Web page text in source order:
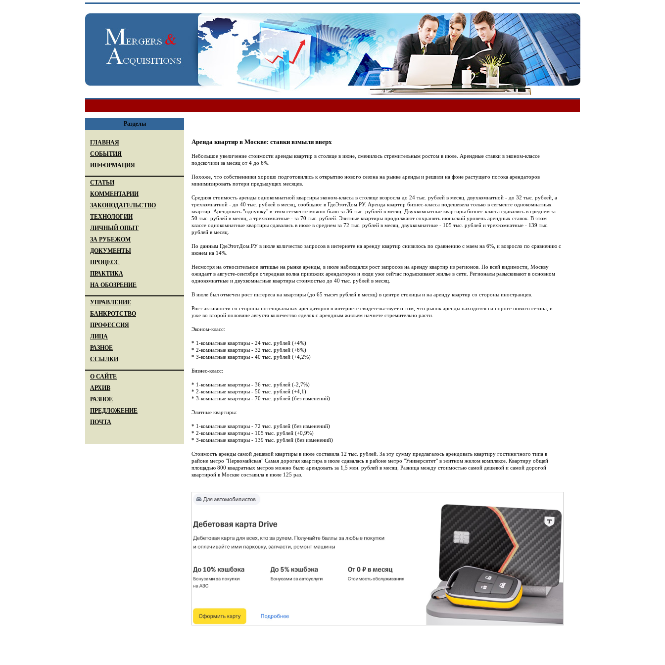
Разделы
ГЛАВНАЯ
СОБЫТИЯ
ИНФОРМАЦИЯ
СТАТЬИ
КОММЕНТАРИИ
ЗАКОНОДАТЕЛЬСТВО
ТЕХНОЛОГИИ
ЛИЧНЫЙ ОПЫТ
ЗА РУБЕЖОМ
ДОКУМЕНТЫ
ПРОЦЕСС
ПРАКТИКА
НА ОБОЗРЕНИЕ
УПРАВЛЕНИЕ
БАНКРОТСТВО
ПРОФЕССИЯ
ЛИЦА
РАЗНОЕ
ССЫЛКИ
О САЙТЕ
АРХИВ
РАЗНОЕ
ПРЕДЛОЖЕНИЕ
ПОЧТА
Аренда квартир в Москве: ставки взмыли вверх
Небольшое увеличение стоимости аренды квартир в столице в июне, сменилось стремительным ростом в июле. Арендные ставки в эконом-классе
подскочили за месяц от 4 до 6%.
Похоже, что собственники хорошо подготовились к открытию нового сезона на рынке аренды и решили на фоне растущего потока арендаторов
минимизировать потери предыдущих месяцев.
Средняя стоимость аренды однокомнатной квартиры эконом-класса в столице возросла до 24 тыс. рублей в месяц, двухкомнатной - до 32 тыс. рублей, а
трехкомнатной - до 40 тыс. рублей в месяц, сообщают в ГдеЭтотДом.РУ. Аренда квартир бизнес-класса подешевела только в сегменте однокомнатных
квартир. Арендовать "однушку" в этом сегменте можно было за 36 тыс. рублей в месяц. Двухкомнатные квартиры бизнес-класса сдавались в среднем за
50 тыс. рублей в месяц, а трехкомнатные - за 70 тыс. рублей. Элитные квартиры продолжают сохранять июньский уровень арендных ставок. В этом
классе однокомнатные квартиры сдавались в июле в среднем за 72 тыс. рублей в месяц, двухкомнатные - 105 тыс. рублей и трехкомнатные - 139 тыс.
рублей в месяц.
По данным ГдеЭтотДом.РУ в июле количество запросов в интернете на аренду квартир снизилось по сравнению с маем на 6%, и возросло по сравнению с
июнем на 14%.
Несмотря на относительное затишье на рынке аренды, в июле наблюдался рост запросов на аренду квартир из регионов. По всей видимости, Москву
ожидает в августе-сентябре очередная волна приезжих арендаторов и люди уже сейчас подыскивают жилье в сети. Регионалы разыскивают в основном
однокомнатные и двухкомнатные квартиры стоимостью до 40 тыс. рублей в месяц.
В июле был отмечен рост интереса на квартиры (до 65 тысяч рублей в месяц) в центре столицы и на аренду квартир со стороны иностранцев.
Рост активности со стороны потенциальных арендаторов в интернете свидетельствует о том, что рынок аренды находится на пороге нового сезона, и
уже во второй половине августа количество сделок с арендным жильем начнете стремительно расти.
Эконом-класс:
* 1-комнатные квартиры - 24 тыс. рублей (+4%)
* 2-комнатные квартиры - 32 тыс. рублей (+6%)
* 3-комнатные квартиры - 40 тыс. рублей (+4,2%)
Бизнес-класс:
* 1-комнатные квартиры - 36 тыс. рублей (-2,7%)
* 2-комнатные квартиры - 50 тыс. рублей (+4,1)
* 3-комнатные квартиры - 70 тыс. рублей (без изменений)
Элитные квартиры:
* 1-комнатные квартиры - 72 тыс. рублей (без изменений)
* 2-комнатные квартиры - 105 тыс. рублей (+0,9%)
* 3-комнатные квартиры - 139 тыс. рублей (без изменений)
Стоимость аренды самой дешевой квартиры в июле составила 12 тыс. рублей. За эту сумму предлагалось арендовать квартиру гостиничного типа в
районе метро "Первомайская" Самая дорогая квартира в июле сдавалась в районе метро "Университет" в элитном жилом комплексе. Квартиру общей
площадью 800 квадратных метров можно было арендовать за 1,5 млн. рублей в месяц. Разница между стоимостью самой дешевой и самой дорогой
квартирой в Москве составила в июле 125 раз.